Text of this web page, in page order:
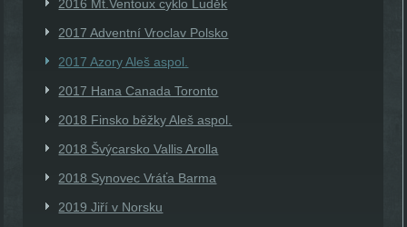
2016 Mt.Ventoux cyklo Luděk
2017 Adventní Vroclav Polsko
2017 Azory Aleš aspol.
2017 Hana Canada Toronto
2018 Finsko běžky Aleš aspol.
2018 Švýcarsko Vallis Arolla
2018 Synovec Vráťa Barma
2019 Jiří v Norsku